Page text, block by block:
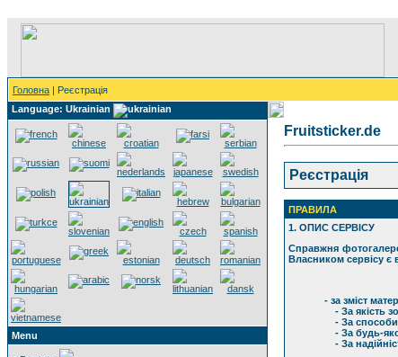
Головна | Реєстрація
Language: Ukrainian
Menu
Fruitsticker.de
Реєстрація
ПРАВИЛА
1. ОПИС СЕРВІСУ
Справжня
Власником сервісу є
- за зміст
- За якість
- За способи
- За будь-
- За